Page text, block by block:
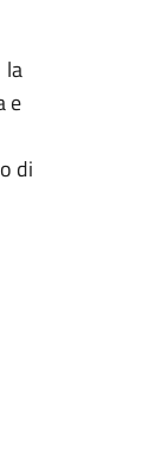
la
e
di